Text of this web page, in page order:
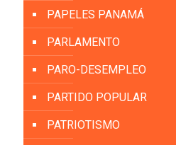
PAPELES PANAMÁ
PARLAMENTO
PARO-DESEMPLEO
PARTIDO POPULAR
PATRIOTISMO